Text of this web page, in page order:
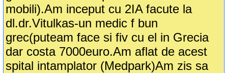
mobili).Am inceput cu 2IA facute la
dl.dr.Vitulkas-un medic f bun
grec(puteam face si fiv cu el in Grecia
dar costa 7000euro.Am aflat de acest
spital intamplator (Medpark)Am zis sa